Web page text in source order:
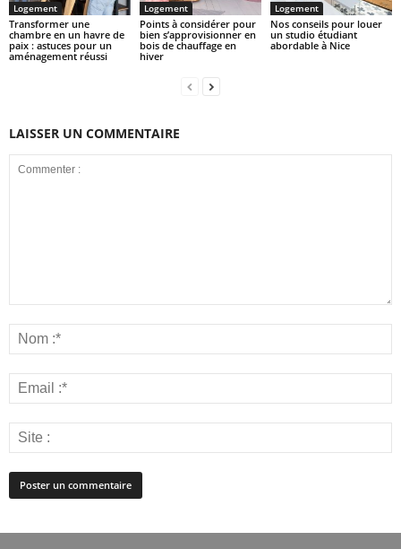
Logement
Transformer une
chambre en un havre de
paix : astuces pour un
aménagement réussi
Logement
Points à considérer pour
bien s’approvisionner en
bois de chauffage en
hiver
Logement
Nos conseils pour louer
un studio étudiant
abordable à Nice
LAISSER UN COMMENTAIRE